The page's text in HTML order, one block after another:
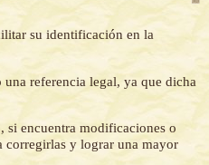
su identificación en la
referencia legal, ya que dicha
encuentra modificaciones o
corregirlas y lograr una mayor